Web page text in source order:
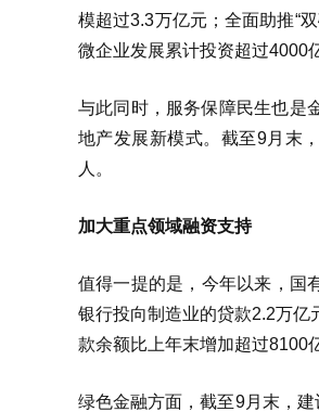
模超过3.3万亿元；全面助推“
微企业发展累计投资超过4000
与此同时，服务保障民生也是
地产发展新模式。截至9月末
人。
加大重点领域融资支持
值得一提的是，今年以来，国
银行投向制造业的贷款2.2万亿
款余额比上年末增加超过8100
绿色金融方面，截至9月末，